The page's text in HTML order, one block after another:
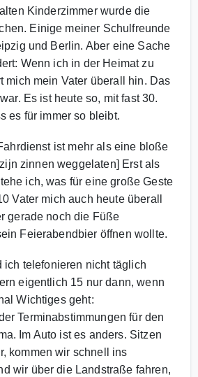
Kinderzimmer wurde die
Einige meiner Schulfreunde
und Berlin. Aber eine Sache
Wenn ich in der Heimat zu
mich mein Vater überall hin. Das
Es ist heute so, mit fast 30.
es für immer so bleibt.
ist mehr als eine bloße
zinnen weggelaten] Erst als
ich, was für eine große Geste
Vater mich auch heute überall
gerade noch die Füße
Feierabendbier öffnen wollte.
ich telefonieren nicht täglich
eigentlich 15 nur dann, wenn
Wichtiges geht:
Terminabstimmungen für den
Im Auto ist es anders. Sitzen
kommen wir schnell ins
wir über die Landstraße fahren,